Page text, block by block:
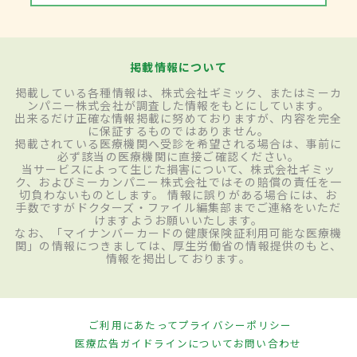
掲載情報について
掲載している各種情報は、株式会社ギミック、またはミーカ
ンパニー株式会社が調査した情報をもとにしています。
出来るだけ正確な情報掲載に努めておりますが、内容を完全
に保証するものではありません。
掲載されている医療機関へ受診を希望される場合は、事前に
必ず該当の医療機関に直接ご確認ください。
当サービスによって生じた損害について、株式会社ギミッ
ク、およびミーカンパニー株式会社ではその賠償の責任を一
切負わないものとします。 情報に誤りがある場合には、お
手数ですがドクターズ・ファイル編集部までご連絡をいただ
けますようお願いいたします。
なお、「マイナンバーカードの健康保険証利用可能な医療機
関」の情報につきましては、厚生労働省の情報提供のもと、
情報を掲出しております。
ご利用にあたってプライバシーポリシー
医療広告ガイドラインについてお問い合わせ